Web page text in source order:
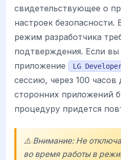
свидетельствующее о
настроек
режим разработчика
подтверждения. Если вы
приложение
LG
сессию, через 100 часов
сторонних приложений
процедуру придется
⚠️ Внимание: Не
во время работы в